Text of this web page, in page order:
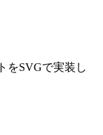
をSVGで実装し